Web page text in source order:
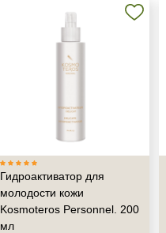
Гидроактиватор для
молодости кожи
Kosmoteros Personnel. 200
мл